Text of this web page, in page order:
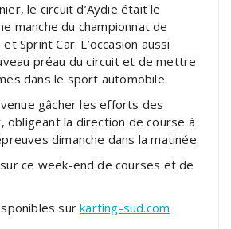
le circuit d’Aydie était le
manche du championnat de
Sprint Car. L’occasion aussi
préau du circuit et de mettre
dans le sport automobile.
gâcher les efforts des
obligeant la direction de course à
dimanche dans la matinée.
ce week-end de courses et de
surkarting-sud.com